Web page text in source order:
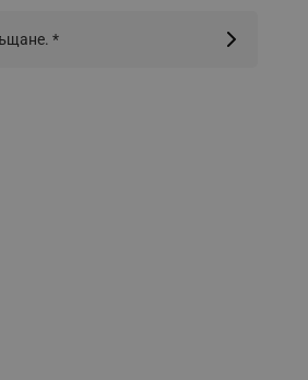
*